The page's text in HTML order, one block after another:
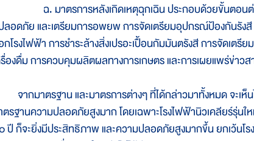
ฉ. มาตรการหลังเกิดเหตุฉุกเฉิน ประกอบด้วยขั้นตอนต่างๆ
อดภัย และเตรียมการอพยพ การจัดเตรียมอุปกรณ์ป้องกันรังสี
โรงไฟฟ้า การชำระล้างสิ่งเปรอะเปื้อนกัมมันตรังสี การจัดเตรี
รื่องดื่ม การควบคุมผลิตผลทางการเกษตร และการเผยแพร่ข่า
จากมาตรฐาน และมาตรการต่างๆ ที่ได้กล่าวมาทั้งหมด จะเห็
ตรฐานความปลอดภัยสูงมาก โดยเฉพาะโรงไฟฟ้านิวเคลียร์รุ่น
ปี ก็จะยิ่งมีประสิทธิภาพ และความปลอดภัยสูงมากขึ้น ยกเว้นโร